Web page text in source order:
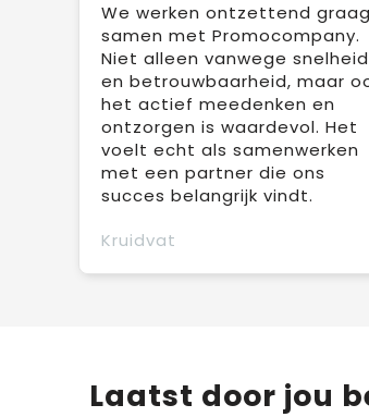
We werken ontzettend graag
samen met Promocompany.
Niet alleen vanwege snelheid
en betrouwbaarheid, maar
het actief meedenken en
ontzorgen is waardevol. Het
voelt echt als samenwerken
met een partner die ons
succes belangrijk vindt.
Kruidvat
Laatst door jou